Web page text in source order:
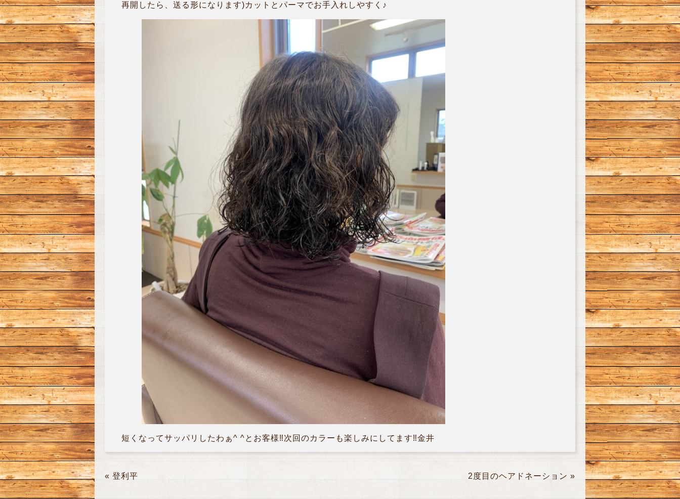
再開したら、送る形になります)カットとパーマでお手入れしやすく♪
短くなってサッパリしたわぁ^ ^とお客様‼︎次回のカラーも楽しみにしてます‼︎金井
« 登利平 2度目のヘアドネーション »